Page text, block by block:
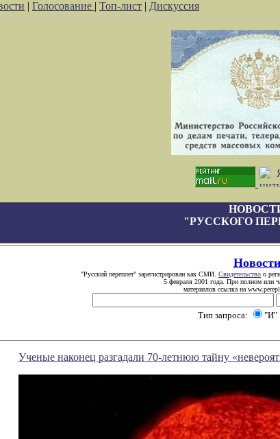
| Голосование | Топ-лист | Дискуссия
"РУССКОГО
Новости
"Русский переплет" зарегистрирован как СМИ. Свидетельство о
5 февраля 2001 года. При полном или
материалов ссылка на
Тип запроса: "И"
Ученые наконец разгадали 70-летнюю тайну